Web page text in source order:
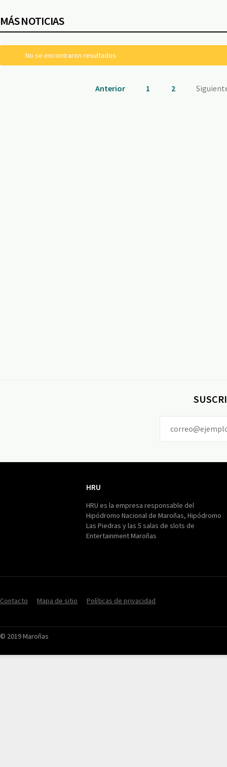
MÁS NOTICIAS
No se encontraron resultados
Anterior 1 2
HRU
HRU es la empresa responsable del
Hipódromo Nacional de Maroñas, Hipódromo
Las Piedras y las 5 salas de slots de
Entertainment Maroñas
Contacto Mapa de sitio Políticas de privacidad
© 2019 Maroñas